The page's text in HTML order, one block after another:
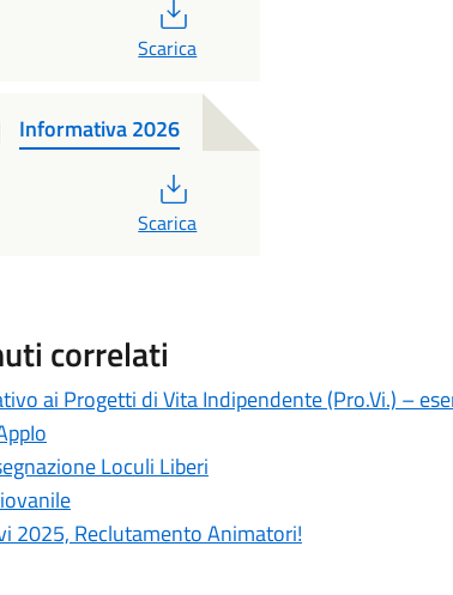
Scarica
Informativa 2026
Scarica
correlati
ai Progetti di Vita Indipendente (Pro.Vi.) –
Loculi Liberi
2025, Reclutamento Animatori!